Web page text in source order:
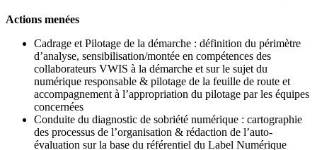
Actions menées
Cadrage et Pilotage de la démarche : définition du périmètre
d’analyse, sensibilisation/montée en compétences des
collaborateurs VWIS à la démarche et sur le sujet du
numérique responsable & pilotage de la feuille de route et
accompagnement à l’appropriation du pilotage par les équipes
concernées
Conduite du diagnostic de sobriété numérique : cartographie
des processus de l’organisation & rédaction de l’auto-
évaluation sur la base du référentiel du Label Numérique